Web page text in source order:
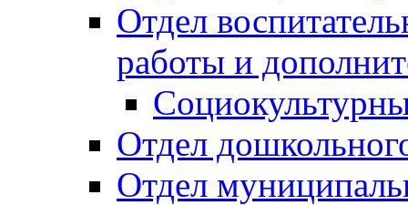
Отдел
работы и
Отдел
Отдел